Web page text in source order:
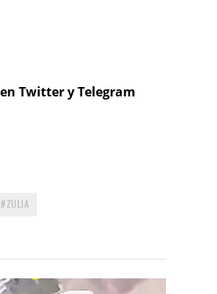
Twitter y Telegram
ZULIA